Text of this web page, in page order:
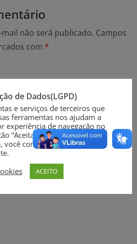
não será publicado. Campos
com *
de Dados(LGPD)
e serviços de terceiros que
ferramentas nos ajudam a
experiência de navegação no
“Aceitar” ou continuar a
concorda com o uso de
ACEITO